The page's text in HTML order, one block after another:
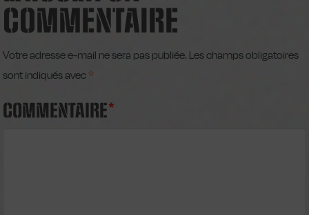
COMMENTAIRE
Votre adresse e-mail ne sera pas publiée. Les champs obligatoires
sont indiqués avec*
COMMENTAIRE*